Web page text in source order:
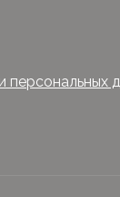
персональных